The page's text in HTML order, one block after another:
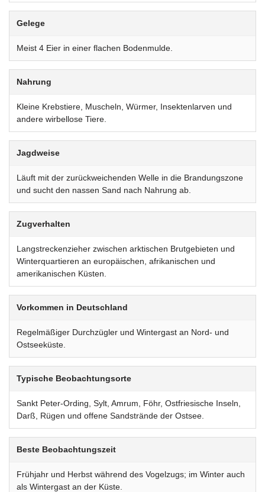
Gelege
Meist 4 Eier in einer flachen Bodenmulde.
Nahrung
Kleine Krebstiere, Muscheln, Würmer, Insektenlarven und
andere wirbellose Tiere.
Jagdweise
Läuft mit der zurückweichenden Welle in die Brandungszone
und sucht den nassen Sand nach Nahrung ab.
Zugverhalten
Langstreckenzieher zwischen arktischen Brutgebieten und
Winterquartieren an europäischen, afrikanischen und
amerikanischen Küsten.
Vorkommen in Deutschland
Regelmäßiger Durchzügler und Wintergast an Nord- und
Ostseeküste.
Typische Beobachtungsorte
Sankt Peter-Ording, Sylt, Amrum, Föhr, Ostfriesische Inseln,
Darß, Rügen und offene Sandstrände der Ostsee.
Beste Beobachtungszeit
Frühjahr und Herbst während des Vogelzugs; im Winter auch
als Wintergast an der Küste.